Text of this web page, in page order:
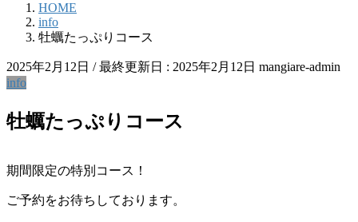
HOME
info
牡蠣たっぷりコース
2025年2月12日 / 最終更新日 : 2025年2月12日 mangiare-admin
info
牡蠣たっぷりコース
期間限定の特別コース！
ご予約をお待ちしております。